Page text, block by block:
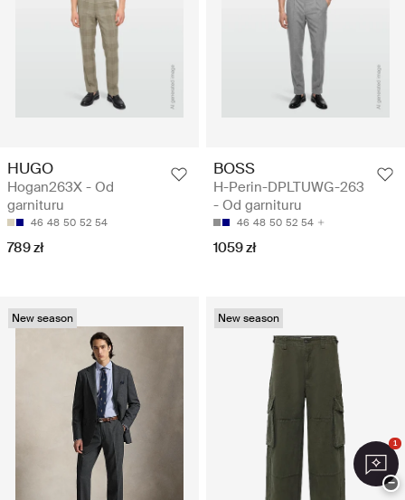
HUGO
Hogan263X - Od
garnituru
46 48 50 52 54
789 zł
BOSS
H-Perin-DPLTUWG-263
- Od garnituru
46 48 50 52 54
1059 zł
New season New season
1
−